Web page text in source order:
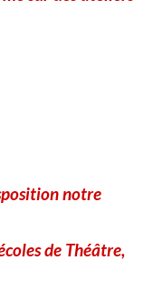
notre
de Théâtre,